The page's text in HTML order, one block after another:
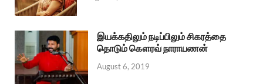
இயக்கதிலும் நடிப்பிலும் சிகரத்தை
தொடும் கௌரவ் நாராயணன்
August 6, 2019